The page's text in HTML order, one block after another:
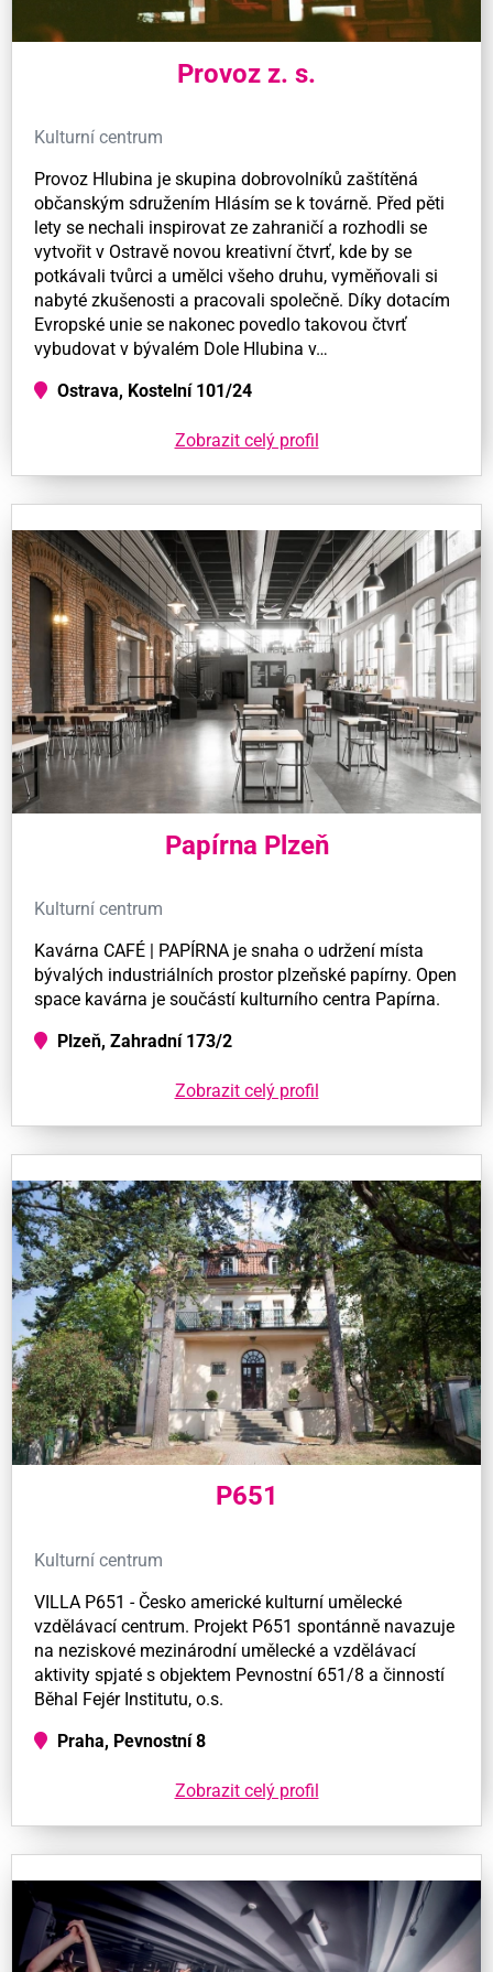
Provoz z. s.
Kulturní centrum
Provoz Hlubina je skupina dobrovolníků zaštítěná
občanským sdružením Hlásím se k továrně. Před pěti
lety se nechali inspirovat ze zahraničí a rozhodli se
vytvořit v Ostravě novou kreativní čtvrť, kde by se
potkávali tvůrci a umělci všeho druhu, vyměňovali si
nabyté zkušenosti a pracovali společně. Díky dotacím
Evropské unie se nakonec povedlo takovou čtvrť
vybudovat v bývalém Dole Hlubina v…
Ostrava, Kostelní 101/24
Zobrazit celý profil
Papírna Plzeň
Kulturní centrum
Kavárna CAFÉ | PAPÍRNA je snaha o udržení místa
bývalých industriálních prostor plzeňské papírny. Open
space kavárna je součástí kulturního centra Papírna.
Plzeň, Zahradní 173/2
Zobrazit celý profil
P651
Kulturní centrum
VILLA P651 - Česko americké kulturní umělecké
vzdělávací centrum. Projekt P651 spontánně navazuje
na neziskové mezinárodní umělecké a vzdělávací
aktivity spjaté s objektem Pevnostní 651/8 a činností
Běhal Fejér Institutu, o.s.
Praha, Pevnostní 8
Zobrazit celý profil